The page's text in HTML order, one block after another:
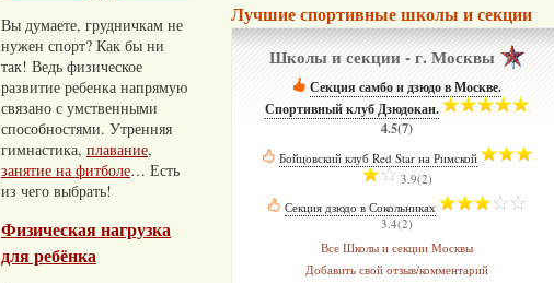
Вы думаете, грудничкам не
нужен спорт? Как бы ни
так! Ведь физическое
развитие ребенка напрямую
связано с умственными
способностями. Утренняя
гимнастика, плавание,
занятие на фитболе… Есть
из чего выбрать!
Физическая нагрузка
для ребёнка
Лучшие спортивные школы и секции
Школы и секции - г. Москвы
Секция самбо и дзюдо в Москве.
Спортивный клуб Дзюдокан.­
4.5(7)
Бойцовский клуб Red Star на Римской­
3.9(2)
Секция дзюдо в Сокольниках
3.4(2)
Все Школы и секции Москвы
Добавить свой отзыв/комментарий